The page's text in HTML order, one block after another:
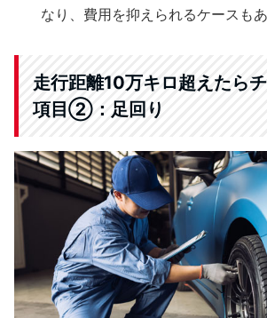
なり、費用を抑えられるケースもあ
走行距離10万キロ超えたら
項目②：足回り